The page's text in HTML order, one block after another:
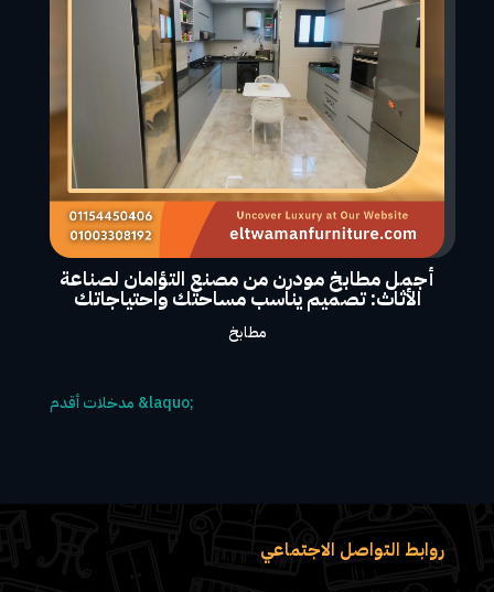
أجمل مطابخ مودرن من مصنع التؤامان لصناعة
الأثاث: تصميم يناسب مساحتك واحتياجاتك
مطابخ
روابط التواصل الاجتماعي